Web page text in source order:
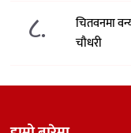
८.
चितवनमा
चौधरी